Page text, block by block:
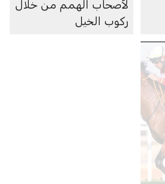
لأصحاب الهمم من خلال
ركوب الخيل